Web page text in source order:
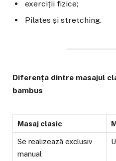
exerciții fizice;
Pilates și stretching.
Diferența dintre masajul
bambus
Masaj clasic
Se realizează exclusiv
manual